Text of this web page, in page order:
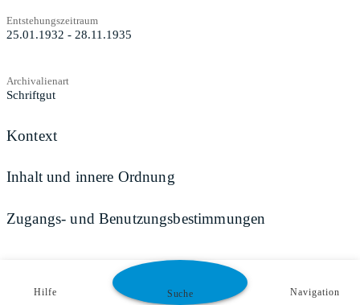
Entstehungszeitraum
25.01.1932 - 28.11.1935
Archivalienart
Schriftgut
Kontext
Inhalt und innere Ordnung
Zugangs- und Benutzungsbestimmungen
Hilfe Suche Navigation